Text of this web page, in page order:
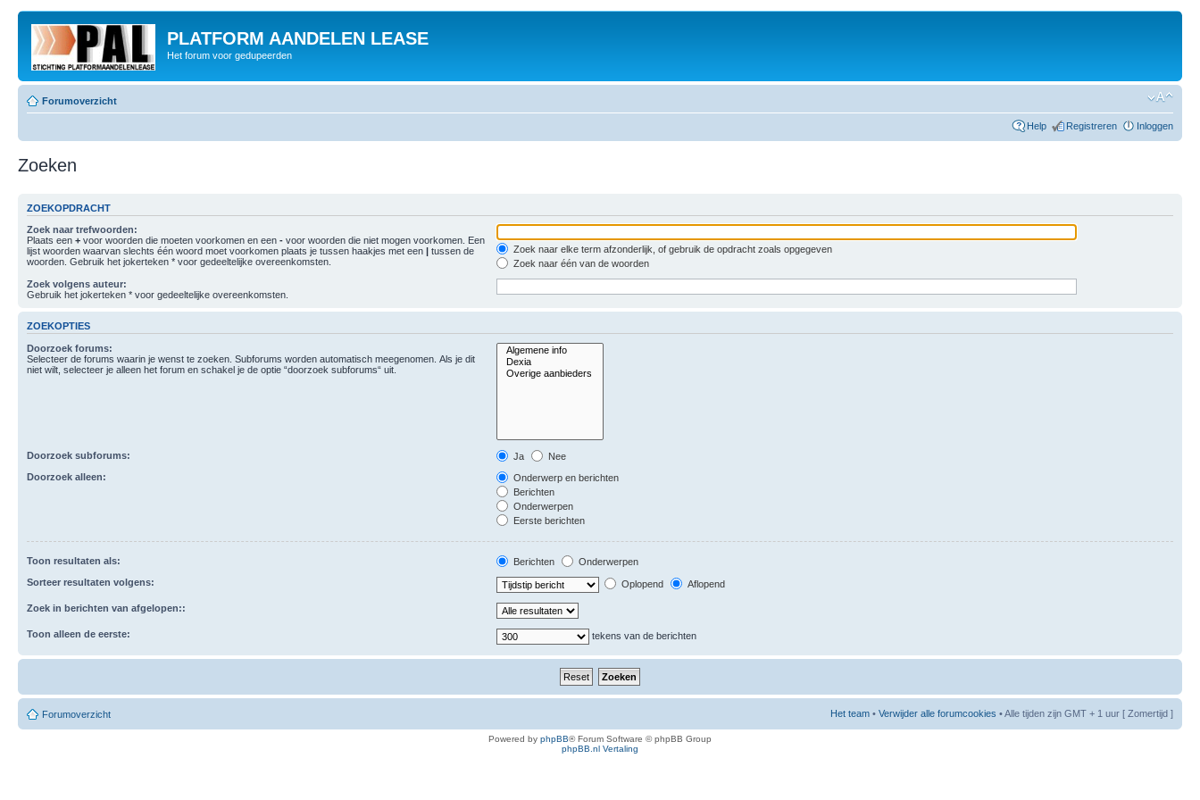
PLATFORM AANDELEN LEASE
Het forum voor gedupeerden
Forumoverzicht
Help Registreren Inloggen
Zoeken
ZOEKOPDRACHT
Zoek naar trefwoorden:
Plaats een + voor woorden die moeten voorkomen en een - voor woorden die niet mogen voorkomen. Een
lijst woorden waarvan slechts één woord moet voorkomen plaats je tussen haakjes met een | tussen de
woorden. Gebruik het jokerteken * voor gedeeltelijke overeenkomsten.
Zoek naar elke term afzonderlijk, of gebruik de opdracht zoals opgegeven
Zoek naar één van de woorden
Zoek volgens auteur:
Gebruik het jokerteken * voor gedeeltelijke overeenkomsten.
ZOEKOPTIES
Doorzoek forums:
Selecteer de forums waarin je wenst te zoeken. Subforums worden automatisch meegenomen. Als je dit
niet wilt, selecteer je alleen het forum en schakel je de optie “doorzoek subforums“ uit.
Doorzoek subforums: Ja
Nee
Doorzoek alleen:
Onderwerp en berichten
Berichten
Onderwerpen
Eerste berichten
Toon resultaten als: Berichten
Onderwerpen
Sorteer resultaten volgens:
Oplopend Aflopend
Zoek in berichten van afgelopen::
Toon alleen de eerste: tekens van de berichten
Forumoverzicht Het team • Verwijder alle forumcookies • Alle tijden zijn GMT + 1 uur [ Zomertijd ]
Powered by phpBB® Forum Software © phpBB Group
phpBB.nl Vertaling